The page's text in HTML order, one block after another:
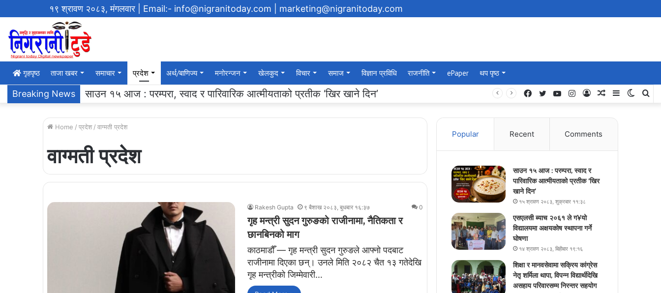
१९ श्रावण २०८३, मंगलवार | Email:- info@nigranitoday.com | marketing@nigranitoday.com
गृहपृष्‍ठ ताजा खबर समाचार प्रदेश अर्थ/बाणिज्य मनोरन्जन खेलकुद विचार समाज विज्ञान प्रविधि राजनीति ePaper थप पृष्ठ
Breaking News एसएलसी ब्याच २०६१ ले ग¥यो विद्यालयमा अक्षयकोष स्थापना गर्ने घोषणा
Switch
Sidebar
Random
Log
Instagram
YouTube
Twitter
Facebook
Home / प्रदेश / वाग्मती प्रदेश
वाग्मती प्रदेश
Rakesh Gupta ९ बैशाख २०८३, बुधबार १६:३७ 0
गृह मन्त्री सुदन गुरुङको राजीनामा, नैतिकता र
छानबिनको माग
काठमाडौँ — गृह मन्त्री सुदन गुरुङले आफ्नो पदबाट
राजीनामा दिएका छन्। उनले मिति २०८२ चैत १३ गतेदेखि
गृह मन्त्रीको जिम्मेवारी…
Popular Recent Comments
साउन १५ आज : परम्परा, स्वाद र
पारिवारिक आत्मीयताको प्रतीक ‘खिर
खाने दिन’
१५ श्रावण २०८३, शुक्रबार ११:३८
एसएलसी ब्याच २०६१ ले ग¥यो
विद्यालयमा अक्षयकोष स्थापना गर्ने
घोषणा
१४ श्रावण २०८३, बिहीबार १९:१६
शिक्षा र मानवसेवामा सक्रिय कांग्रेस
नेतृ शर्मिला थापा, विपन्न विद्यार्थीदेखि
असहाय परिवारसम्म निरन्तर सहयोग